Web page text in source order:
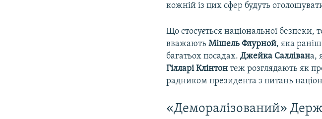
кожній із цих сфер будуть
Що стосується національної
вважаютьМішель Флурной, яка
багатьох посадах.Джейка Саллівана,
Гілларі Клінтон теж розглядають як
радником президента з питань
«Деморалізований»